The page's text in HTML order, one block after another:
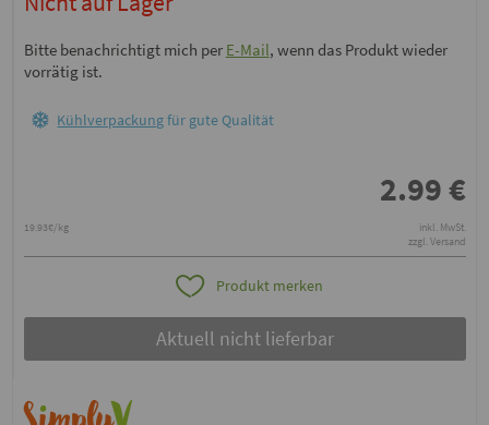
Bitte benachrichtigt mich per E-Mail, wenn das Produkt wieder
vorrätig ist.
Kühlverpackungfür gute Qualität
2.99€
19.93€/kg
inkl. MwSt.
zzgl. Versand
Produkt merken
Aktuell nicht lieferbar